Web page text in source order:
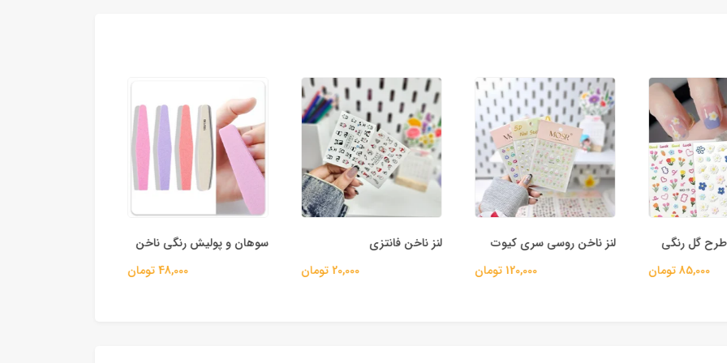
گل رنگی
85,000 تومان
لنز ناخن روسی سری کیوت
120,000 تومان
لنز ناخن فانتزی
20,000 تومان
سوهان و پولیش رنگی ناخن
48,000 تومان